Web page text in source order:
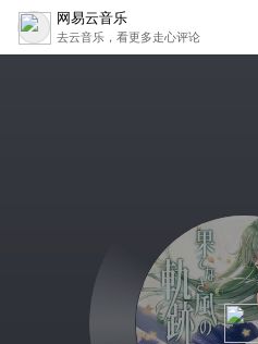
网易云音乐
去云音乐，看更多走心评论